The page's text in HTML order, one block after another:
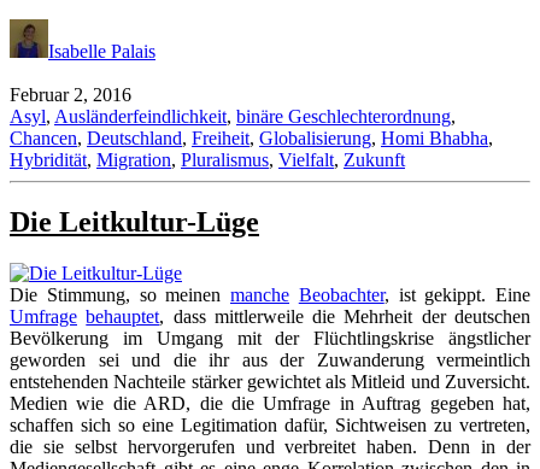
Isabelle Palais
Februar 2, 2016
Asyl, Ausländerfeindlichkeit, binäre Geschlechterordnung,
Chancen, Deutschland, Freiheit, Globalisierung, Homi Bhabha,
Hybridität, Migration, Pluralismus, Vielfalt, Zukunft
Die Leitkultur-Lüge
Die Stimmung, so meinen manche Beobachter, ist gekippt. Eine
Umfrage behauptet, dass mittlerweile die Mehrheit der deutschen
Bevölkerung im Umgang mit der Flüchtlingskrise ängstlicher
geworden sei und die ihr aus der Zuwanderung vermeintlich
entstehenden Nachteile stärker gewichtet als Mitleid und Zuversicht.
Medien wie die ARD, die die Umfrage in Auftrag gegeben hat,
schaffen sich so eine Legitimation dafür, Sichtweisen zu vertreten,
die sie selbst hervorgerufen und verbreitet haben. Denn in der